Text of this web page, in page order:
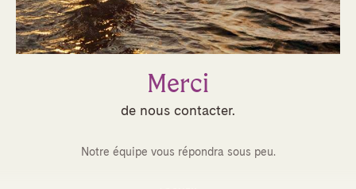
Merci
de nous contacter.
Notre équipe vous répondra sous peu.